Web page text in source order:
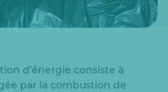
d’énergie consiste à
par la combustion de